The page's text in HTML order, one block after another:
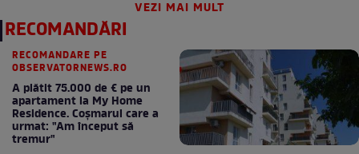
VEZI MAI MULT
RECOMANDĂRI
RECOMANDARE PE
OBSERVATORNEWS.RO
A plătit 75.000 de € pe un
apartament la My Home
Residence. Coşmarul care a
urmat: "Am început să
tremur"